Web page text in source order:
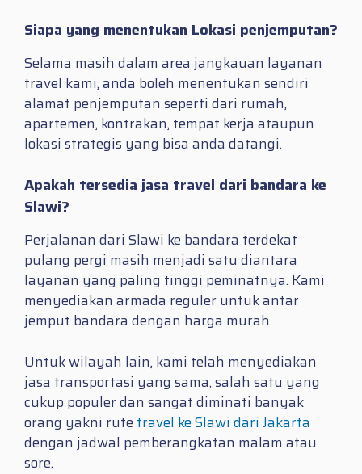
Siapa yang menentukan Lokasi penjemputan?
Selama masih dalam area jangkauan layanan
travel kami, anda boleh menentukan sendiri
alamat penjemputan seperti dari rumah,
apartemen, kontrakan, tempat kerja ataupun
lokasi strategis yang bisa anda datangi.
Apakah tersedia jasa travel dari bandara ke
Slawi?
Perjalanan dari Slawi ke bandara terdekat
pulang pergi masih menjadi satu diantara
layanan yang paling tinggi peminatnya. Kami
menyediakan armada reguler untuk antar
jemput bandara dengan harga murah.
Untuk wilayah lain, kami telah menyediakan
jasa transportasi yang sama, salah satu yang
cukup populer dan sangat diminati banyak
orang yakni rute travel ke Slawi dari Jakarta
dengan jadwal pemberangkatan malam atau
sore.